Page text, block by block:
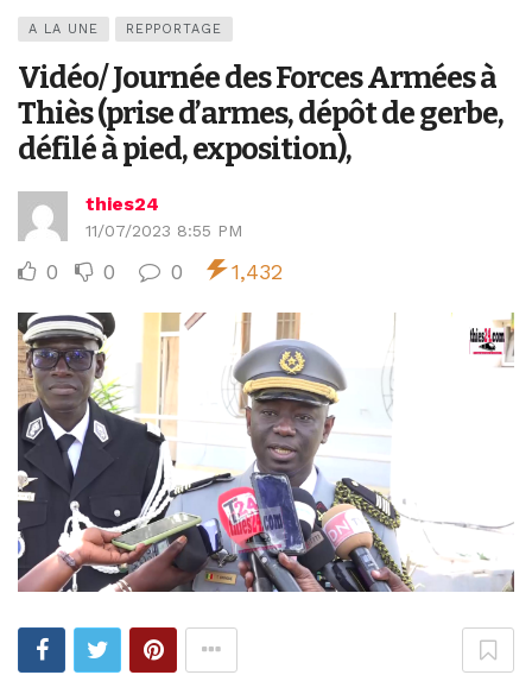
A LA UNE REPPORTAGE
Vidéo/ Journée des Forces Armées à
Thiès (prise d’armes, dépôt de gerbe,
défilé à pied, exposition),
thies24
11/07/2023 8:55 PM
0 0 0 1,432